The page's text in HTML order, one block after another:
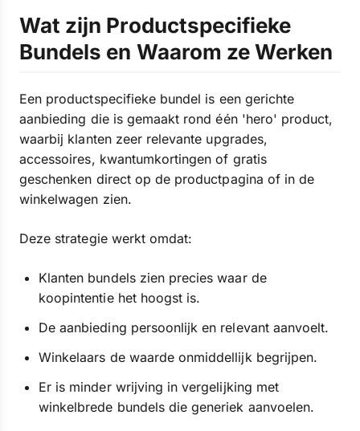
Wat zijn Productspecifieke
Bundels en Waarom ze Werken
Een productspecifieke bundel is een gerichte
aanbieding die is gemaakt rond één 'hero' product,
waarbij klanten zeer relevante upgrades,
accessoires, kwantumkortingen of gratis
geschenken direct op de productpagina of in de
winkelwagen zien.
Deze strategie werkt omdat:
Klanten bundels zien precies waar de
koopintentie het hoogst is.
De aanbieding persoonlijk en relevant aanvoelt.
Winkelaars de waarde onmiddellijk begrijpen.
Er is minder wrijving in vergelijking met
winkelbrede bundels die generiek aanvoelen.